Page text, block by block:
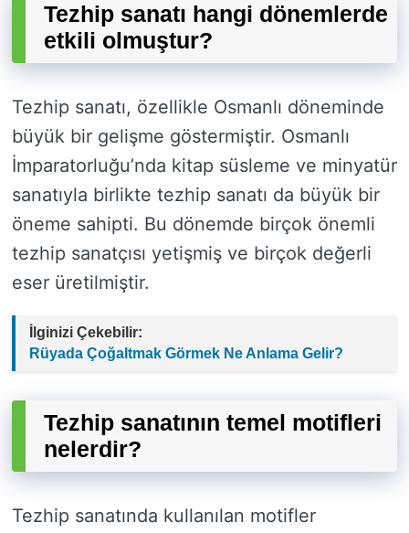
Tezhip sanatı hangi dönemlerde
etkili olmuştur?
Tezhip sanatı, özellikle Osmanlı döneminde
büyük bir gelişme göstermiştir. Osmanlı
İmparatorluğu’nda kitap süsleme ve minyatür
sanatıyla birlikte tezhip sanatı da büyük bir
öneme sahipti. Bu dönemde birçok önemli
tezhip sanatçısı yetişmiş ve birçok değerli
eser üretilmiştir.
İlginizi Çekebilir:
Rüyada Çoğaltmak Görmek Ne Anlama Gelir?
Tezhip sanatının temel motifleri
nelerdir?
Tezhip sanatında kullanılan motifler